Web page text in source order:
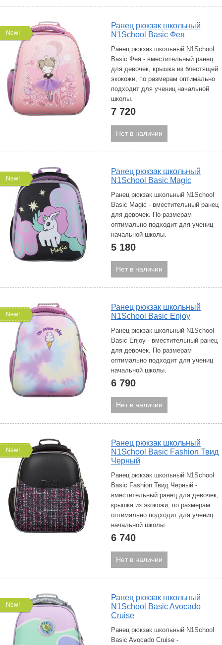
New!
Ранец рюкзак школьный
N1School Basic Фея
Ранец рюкзак школьный N1School
Basic Фея - вместительный ранец
для девочек, крышка из блестящей
экокожи, по размерам оптимально
подходит для учениц начальной
школы.
7 720
Нет в наличии
New!
Ранец рюкзак школьный
N1School Basic Magic
Ранец рюкзак школьный N1School
Basic Magic - вместительный ранец
для девочек. По размерам
оптимально подходит для учениц
начальной школы.
5 180
Нет в наличии
New!
Ранец рюкзак школьный
N1School Basic Enjoy
Ранец рюкзак школьный N1School
Basic Enjoy - вместительный ранец
для девочек. По размерам
оптимально подходит для учениц
начальной школы.
6 790
Нет в наличии
New!
Ранец рюкзак школьный
N1School Basic Fashion Твид
Черный
Ранец рюкзак школьный N1School
Basic Fashion Твид Черный -
вместительный ранец для девочек,
крышка из экокожи, по размерам
оптимально подходит для учениц
начальной школы.
6 740
Нет в наличии
New!
Ранец рюкзак школьный
N1School Basic Avocado
Сruise
Ранец рюкзак школьный N1School
Basic Avocado Сruise -